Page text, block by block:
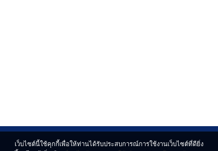
เว็บไซต์นี้ใช้คุกกี้เพื่อให้ท่านได้รับประสบการณ์การใช้งานเว็บไซต์ที่ดียิ่ง